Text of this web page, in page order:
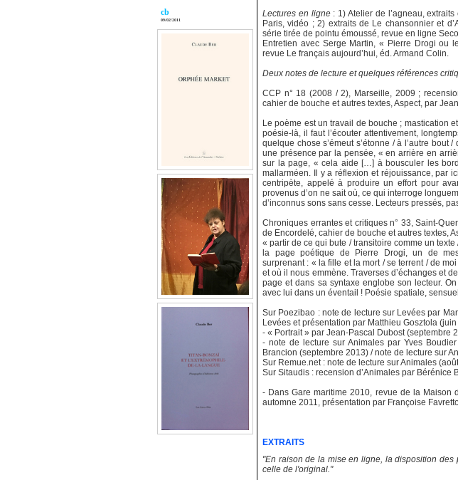
cb
09/02/2011
Lectures en ligne: 1) Atelier de l’agneau,
Paris, vidéo ; 2) extraits de Le chansonnier et
série tirée de pointu émoussé, revue en ligne
Entretien avec Serge Martin, « Pierre Drogi ou
revue Le français aujourd’hui, éd. Armand Colin.
Deux notes de lecture et quelques références
CCP n° 18 (2008 / 2), Marseille, 2009 ;
cahier de bouche et autres textes, Aspect, par
Le poème est un travail de bouche ; mastication
poésie-là, il faut l’écouter attentivement,
quelque chose s’émeut s’étonne / à l’autre
une présence par la pensée, « en arrière en
sur la page, « cela aide […] à bousculer les
mallarméen. Il y a réflexion et réjouissance, par
centripète, appelé à produire un effort pour
provenus d’on ne sait où, ce qui interroge
d’inconnus sons sans cesse. Lecteurs pressés,
Chroniques errantes et critiques n° 33, Saint-
de Encordelé, cahier de bouche et autres textes,
« partir de ce qui bute / transitoire comme un
la page poétique de Pierre Drogi, un de
surprenant : « la fille et la mort / se terrent / de
et où il nous emmène. Traverses d’échanges et
page et dans sa syntaxe englobe son lecteur.
avec lui dans un éventail ! Poésie spatiale,
Sur Poezibao : note de lecture sur Levées par
Levées et présentation par Matthieu Gosztola
- « Portrait » par Jean-Pascal Dubost (septembre
- note de lecture sur Animales par Yves
Brancion (septembre 2013) / note de lecture sur
Sur Remue.net : note de lecture sur Animales
Sur Sitaudis : recension d’Animales par Bérénice
- Dans Gare maritime 2010, revue de la Maison
automne 2011, présentation par Françoise
EXTRAITS
"En raison de la mise en ligne, la disposition
celle de l'original."